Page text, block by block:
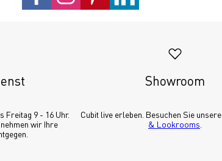
Freitag 9 - 16 Uhr.
wir Ihre
Showroom
Cubit live erleben. Besuchen Sie unsere
& Lookrooms